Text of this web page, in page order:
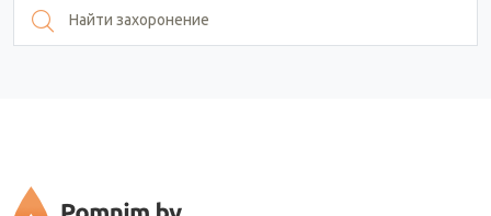
Найти захоронение